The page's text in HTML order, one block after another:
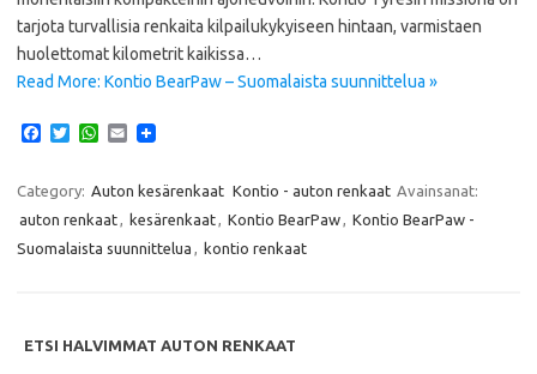
tarjota turvallisia renkaita kilpailukykyiseen hintaan, varmistaen
huolettomat kilometrit kaikissa…
Read More: Kontio BearPaw – Suomalaista suunnittelua »
e
o
o
T
t
e
r
W
t
A
p
E
i
l
Category: Auton kesärenkaat Kontio - auton renkaat Avainsanat:
auton renkaat
kesärenkaat Kontio BearPaw
Kontio BearPaw -
Suomalaista suunnittelua
kontio renkaat
ETSI HALVIMMAT AUTON RENKAAT